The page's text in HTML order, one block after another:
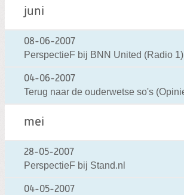
juni
08-06-2007
PerspectieF bij BNN United (Radio 1)
04-06-2007
Terug naar de ouderwetse so's
mei
28-05-2007
PerspectieF bij Stand.nl
04-05-2007